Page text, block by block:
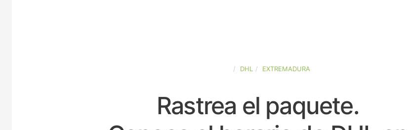
DHL EXTREMADURA
Rastrea el paquete.